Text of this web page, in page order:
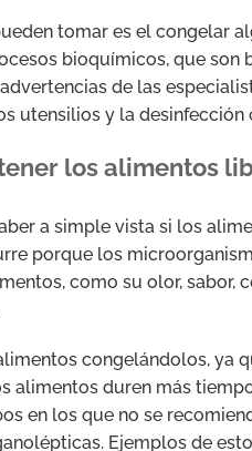
tomar es el congelar
bioquímicos, que son
de las
utensilios y la
los alimentos
a simple vista si los
porque los
como su olor, sabor,
congelándolos, ya
alimentos duren más
en los que no se
Ejemplos de